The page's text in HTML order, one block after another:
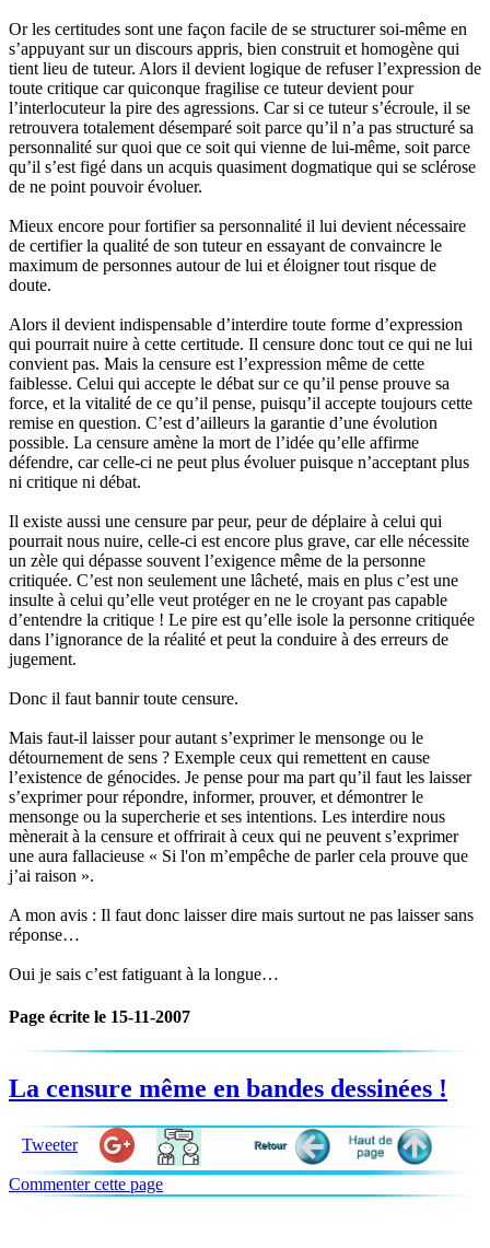
Or les certitudes sont une façon facile de se structurer soi-même en
s’appuyant sur un discours appris, bien construit et homogène qui
tient lieu de tuteur. Alors il devient logique de refuser l’expression de
toute critique car quiconque fragilise ce tuteur devient pour
l’interlocuteur la pire des agressions. Car si ce tuteur s’écroule, il se
retrouvera totalement désemparé soit parce qu’il n’a pas structuré sa
personnalité sur quoi que ce soit qui vienne de lui-même, soit parce
qu’il s’est figé dans un acquis quasiment dogmatique qui se sclérose
de ne point pouvoir évoluer.
Mieux encore pour fortifier sa personnalité il lui devient nécessaire
de certifier la qualité de son tuteur en essayant de convaincre le
maximum de personnes autour de lui et éloigner tout risque de
doute.
Alors il devient indispensable d’interdire toute forme d’expression
qui pourrait nuire à cette certitude. Il censure donc tout ce qui ne lui
convient pas. Mais la censure est l’expression même de cette
faiblesse. Celui qui accepte le débat sur ce qu’il pense prouve sa
force, et la vitalité de ce qu’il pense, puisqu’il accepte toujours cette
remise en question. C’est d’ailleurs la garantie d’une évolution
possible. La censure amène la mort de l’idée qu’elle affirme
défendre, car celle-ci ne peut plus évoluer puisque n’acceptant plus
ni critique ni débat.
Il existe aussi une censure par peur, peur de déplaire à celui qui
pourrait nous nuire, celle-ci est encore plus grave, car elle nécessite
un zèle qui dépasse souvent l’exigence même de la personne
critiquée. C’est non seulement une lâcheté, mais en plus c’est une
insulte à celui qu’elle veut protéger en ne le croyant pas capable
d’entendre la critique ! Le pire est qu’elle isole la personne critiquée
dans l’ignorance de la réalité et peut la conduire à des erreurs de
jugement.
Donc il faut bannir toute censure.
Mais faut-il laisser pour autant s’exprimer le mensonge ou le
détournement de sens ? Exemple ceux qui remettent en cause
l’existence de génocides. Je pense pour ma part qu’il faut les laisser
s’exprimer pour répondre, informer, prouver, et démontrer le
mensonge ou la supercherie et ses intentions. Les interdire nous
mènerait à la censure et offrirait à ceux qui ne peuvent s’exprimer
une aura fallacieuse « Si l'on m’empêche de parler cela prouve que
j’ai raison ».
A mon avis : Il faut donc laisser dire mais surtout ne pas laisser sans
réponse…
Oui je sais c’est fatiguant à la longue…
Page écrite le 15-11-2007
La censure même en bandes dessinées !
Tweeter
Commenter cette page